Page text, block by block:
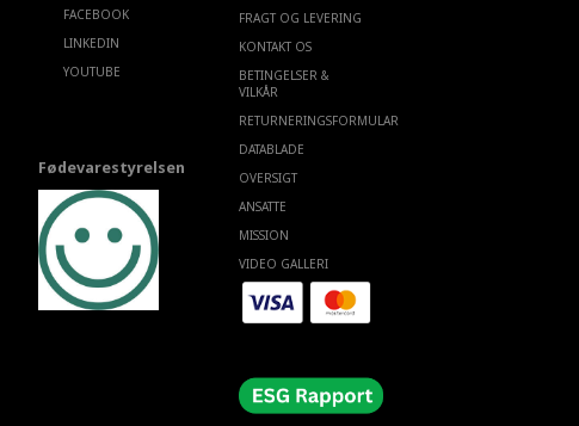
FACEBOOK
LINKEDIN
YOUTUBE
Fødevarestyrelsen
FRAGT OG LEVERING
KONTAKT OS
BETINGELSER &
VILKÅR
RETURNERINGSFORMULAR
DATABLADE
OVERSIGT
ANSATTE
MISSION
VIDEO GALLERI